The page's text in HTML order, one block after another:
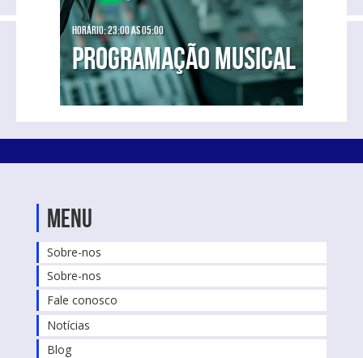
Horário: 23:00 as 05:00
Programação Musical
Menu
Sobre-nos
Sobre-nos
Fale conosco
Notícias
Blog